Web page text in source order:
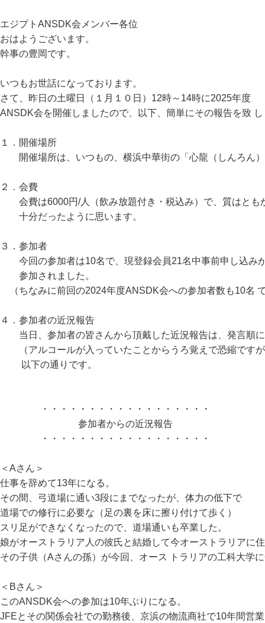
エジプトANSDK会メンバー各位
おはようございます。
幹事の豊岡です。
いつもお世話になっております。
さて、昨日の土曜日（１月１０日）12時～14時に2025年度
ANSDK会を開催しましたので、以下、簡単にその報告を致
１．開催場所
開催場所は、いつもの、横浜中華街の「心龍（しんろん
２．会費
会費は6000円/人（飲み放題付き・税込み）で、質はとも
十分だったように思います。
３．参加者
今回の参加者は10名で、現登録会員21名中事前申し込み
参加されました。
（ちなみに前回の2024年度ANSDK会への参加者数も10名
４．参加者の近況報告
当日、参加者の皆さんから頂戴した近況報告は、発言順
（アルコールが入っていたことからうろ覚えで恐縮です
以下の通りです。
・・・・・・・・・・・・・・・・・・
参加者からの近況報告
・・・・・・・・・・・・・・・・・・
＜Aさん＞
仕事を辞めて13年になる。
その間、弓道場に通い3段にまでなったが、体力の低下で
道場での修行に必要な（足の裏を床に擦り付けて歩く）
スリ足ができなくなったので、道場通いも卒業した。
娘がオーストラリア人の彼氏と結婚して今オーストラリアに
その子供（Aさんの孫）が今回、オース トラリアの工科大学
＜Bさん＞
このANSDK会への参加は10年ぶりになる。
JFEとその関係会社での勤務後、京浜の物流商社で10年間営